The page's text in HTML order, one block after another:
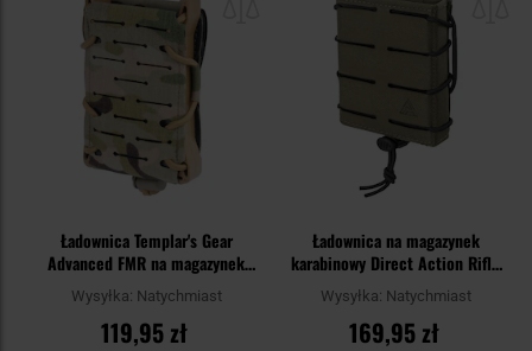
schowka
Ładownica Templar's Gear
Advanced FMR na magazynek
karabinowy - MultiCam
Wysyłka: Natychmiast
119,95 zł
Ładownica na magazynek
karabinowy Direct Action Rifle
Speed Reload Pouch Short -
Ranger Green
Wysyłka: Natychmiast
169,95 zł